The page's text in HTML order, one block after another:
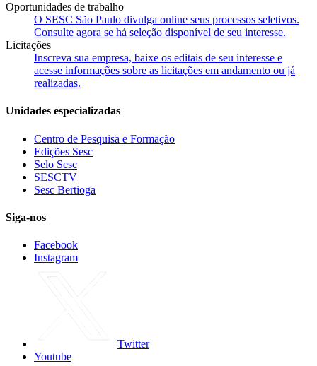
Oportunidades de trabalho
O SESC São Paulo divulga online seus processos seletivos.
Consulte agora se há seleção disponível de seu interesse.
Licitações
Inscreva sua empresa, baixe os editais de seu interesse e
acesse informações sobre as licitações em andamento ou já
realizadas.
Unidades especializadas
Centro de Pesquisa e Formação
Edições Sesc
Selo Sesc
SESCTV
Sesc Bertioga
Siga-nos
Facebook
Instagram
Twitter
Youtube